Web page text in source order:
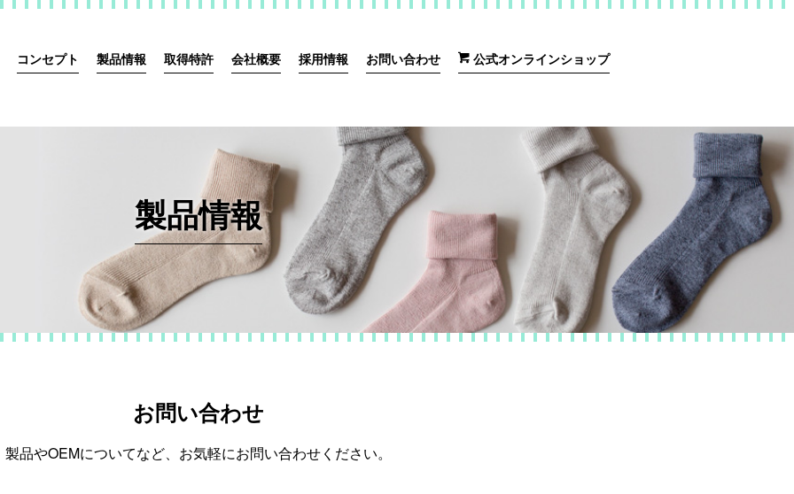
コンセプト 製品情報 取得特許 会社概要 採用情報 お問い合わせ 公式オンラインショップ
製品情報
お問い合わせ
製品やOEMについてなど、お気軽にお問い合わせください。